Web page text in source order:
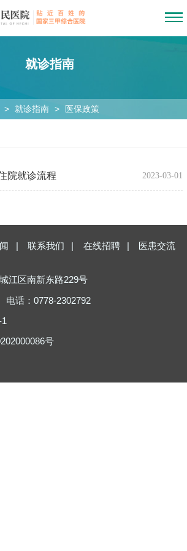
就诊指南
> 就诊指南 > 医保政策
院就诊流程 2023-03-01
联系我们 在线招聘
医患交流
江区南新东路229号
电话：0778-2302792
号